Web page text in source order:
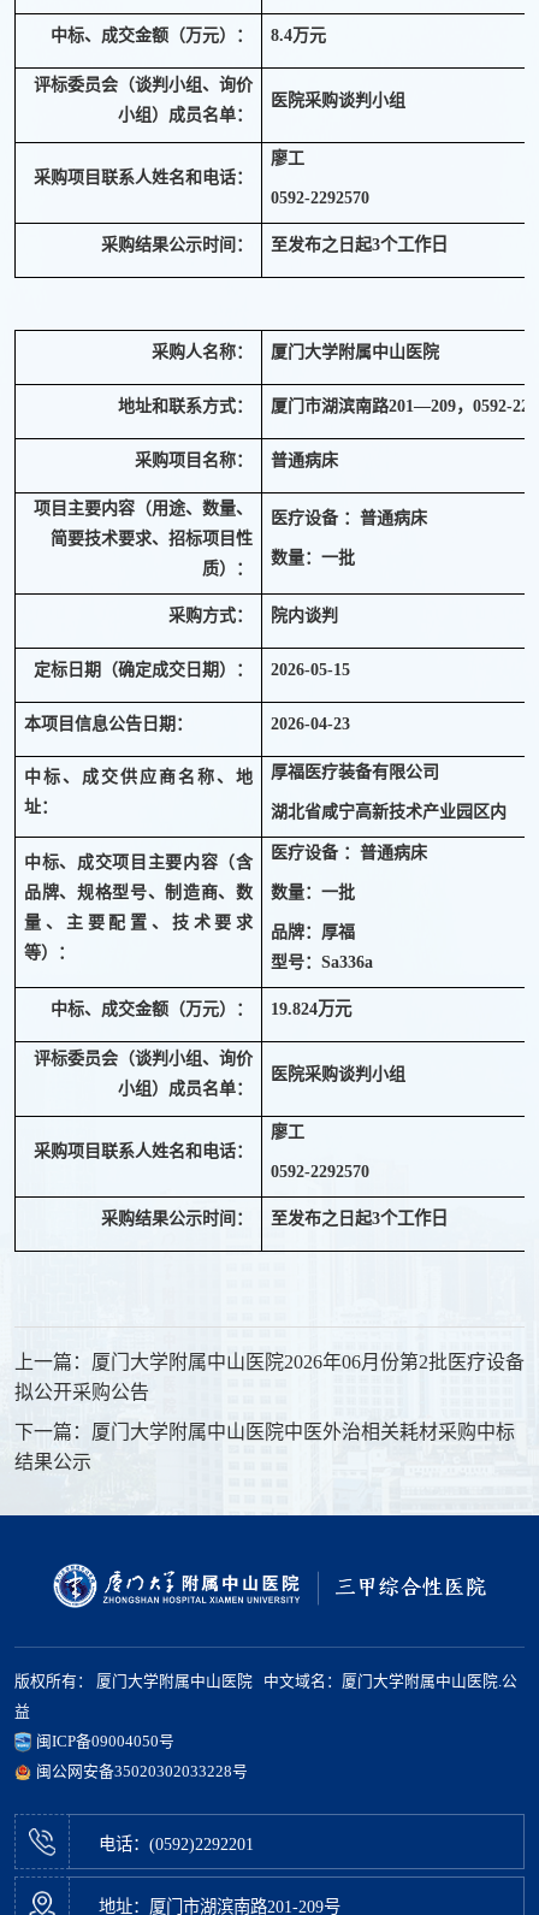
中标、成交金额（万元）： 8.4万元
评标委员会（谈判小组、询价
小组）成员名单：
医院采购谈判小组
采购项目联系人姓名和电话：
廖工
0592-2292570
采购结果公示时间： 至发布之日起3个工作日
采购人名称： 厦门大学附属中山医院
地址和联系方式： 厦门市湖滨南路201—209，0592-
采购项目名称： 普通病床
项目主要内容（用途、数量、
简要技术要求、招标项目性
质）：
医疗设备 ：普通病床
数量：一批
采购方式： 院内谈判
定标日期（确定成交日期）： 2026-05-15
本项目信息公告日期： 2026-04-23
中标、成交供应商名称、地
址：
厚福医疗装备有限公司
湖北省咸宁高新技术产业园区内
中标、成交项目主要内容（含
品牌、规格型号、制造商、数
量、主要配置、技术要求
等）：
医疗设备 ：普通病床
数量：一批
品牌：厚福
型号：Sa336a
中标、成交金额（万元）： 19.824万元
评标委员会（谈判小组、询价
小组）成员名单：
医院采购谈判小组
采购项目联系人姓名和电话：
廖工
0592-2292570
采购结果公示时间： 至发布之日起3个工作日
上一篇：厦门大学附属中山医院2026年06月份第2批医疗设备
拟公开采购公告
下一篇：厦门大学附属中山医院中医外治相关耗材采购中标
结果公示
版权所有： 厦门大学附属中山医院 中文域名：厦门大学附属中山医院.公
益
闽ICP备09004050号
闽公网安备35020302033228号
电话：(0592)2292201
地址：厦门市湖滨南路201-209号